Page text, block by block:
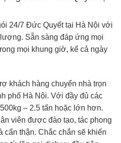
24/7 Đức Quyết tại Hà Nội với
Sẵn sàng đáp ứng mọi
mọi khung giờ, kể cả ngày
khách hàng chuyển nhà trọn
phố Hà Nội. Với đầy đủ các
– 2.5 tấn hoặc lớn hơn.
viên được đào tạo, tác phong
cẩn thận. Chắc chắn sẽ khiến